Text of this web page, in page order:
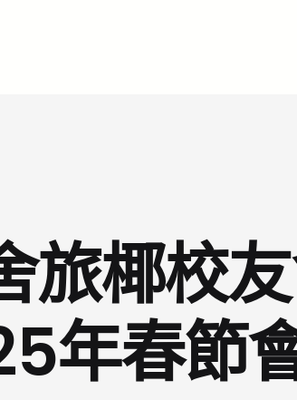
旅椰校
年春節